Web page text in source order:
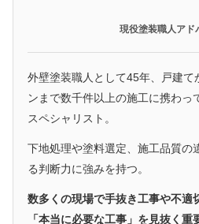
現役塗装職人アド
外壁塗装職人として45年、戸建て
ンまで数千件以上の施工に携わっ
スペシャリスト。
下地処理や塗料選定、施工品質の
る判断力に強みを持つ。
数多くの現場で手抜き工事や不適
「本当に必要な工事」を見抜く重